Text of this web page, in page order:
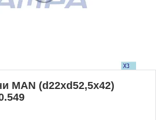
MAN (d22xd52,5x42)